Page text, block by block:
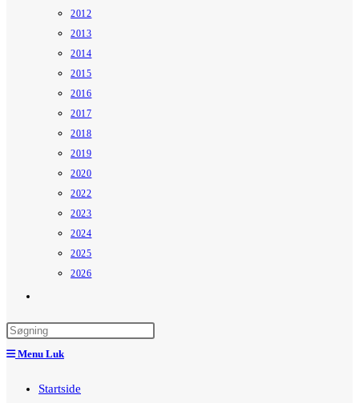
2012
2013
2014
2015
2016
2017
2018
2019
2020
2022
2023
2024
2025
2026
website
search
Menu Luk
Startside